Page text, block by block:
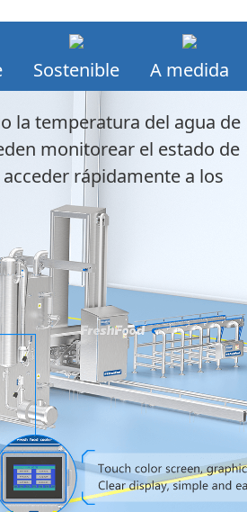
Sostenible A medida
la temperatura del agua de
monitorear el estado de
rápidamente a los